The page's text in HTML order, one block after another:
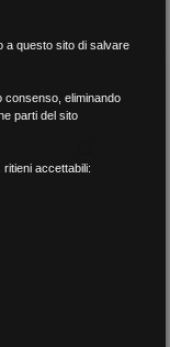
a questo sito di salvare
consenso, eliminando
parti del sito
accettabili: